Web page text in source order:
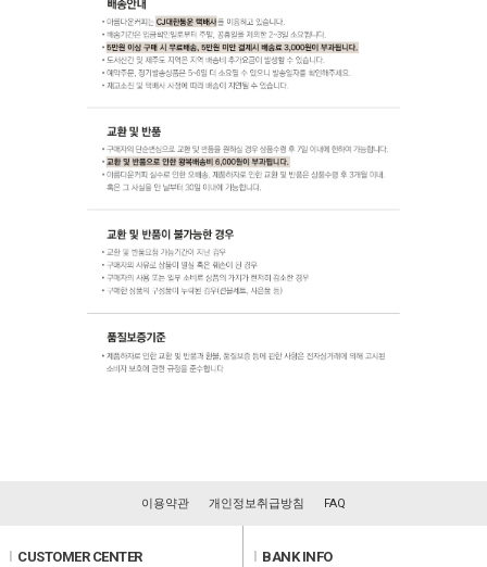
이용약관 개인정보취급방침 FAQ
CUSTOMER CENTER BANK INFO